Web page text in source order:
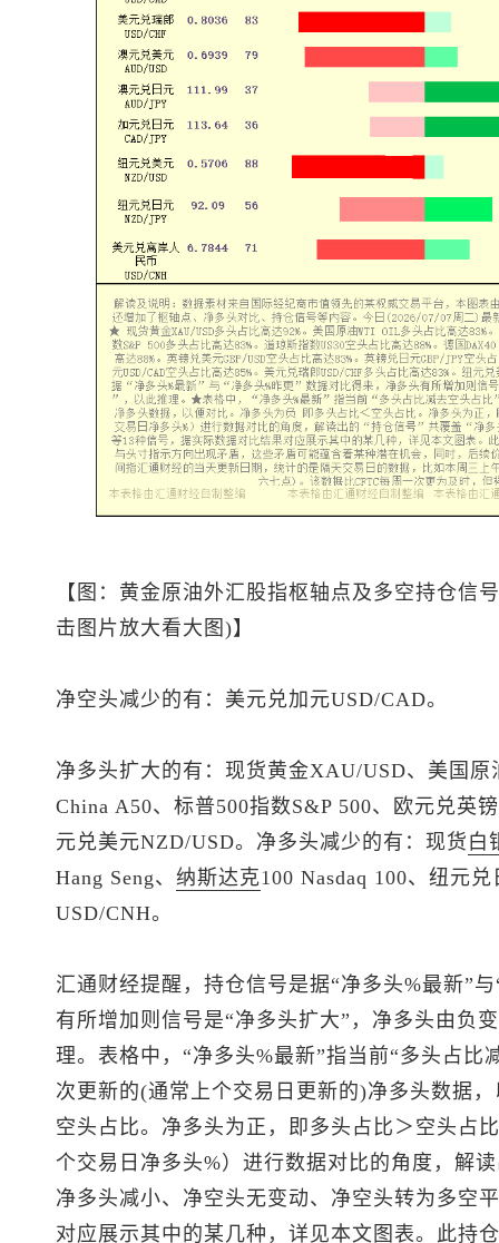
【图：黄金原油外汇股指枢轴点及多空持仓信
击图片放大看大图)】
净空头减少的有： 美元兑加元USD/CAD。
净多头扩大的有： 现货黄金XAU/USD、美国
China A50、 标普500指数S&P 500、欧元兑英
元兑美元NZD/USD。净多头减少的有： 现货 白
Hang Seng、 纳斯达克100 Nasdaq 100、纽元
USD/CNH。
汇通财经提醒，持仓信号是据“净多头%最新”
有所增加则信号是“净多头扩大”，净多头由负
理。表格中，“净多头%最新”指当前“多头占比
次更新的(通常上个交易日更新的)净多头数据
空头占比。净多头为正，即多头占比＞空头占
个交易日净多头%）进行数据对比的角度，解
净多头减小、净空头无变动、净空头转为多空
对应展示其中的某几种，详见本文图表。此持